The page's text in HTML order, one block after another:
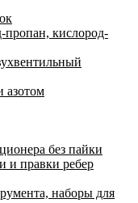
кислород-
азотом
без пайки
и правки ребер
наборы для